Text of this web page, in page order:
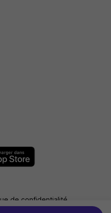
de confidentialité
non conforme